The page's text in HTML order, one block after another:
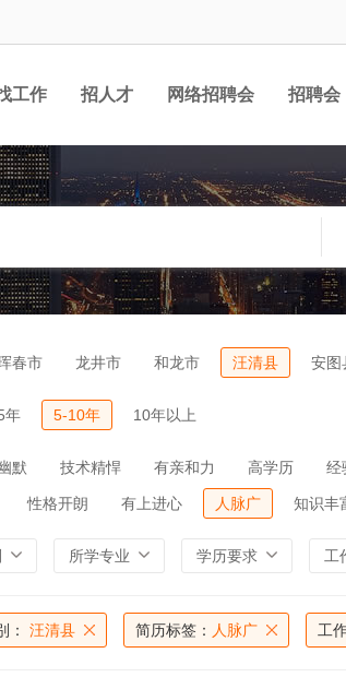
工作 招人才 网络招聘会 招聘会
春市 龙井市 和龙市 汪清县 安图
年 5-10年 10年以上
默 技术精悍 有亲和力 高学历 经
性格开朗 有上进心 人脉广 知识丰
所学专业 学历要求 工
： 汪清县 简历标签： 人脉广 工